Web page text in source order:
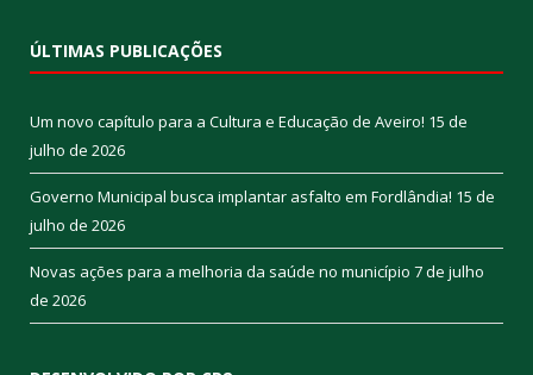
ÚLTIMAS PUBLICAÇÕES
Um novo capítulo para a Cultura e Educação de Aveiro! 15 de
julho de 2026
Governo Municipal busca implantar asfalto em Fordlândia! 15 de
julho de 2026
Novas ações para a melhoria da saúde no município 7 de julho
de 2026